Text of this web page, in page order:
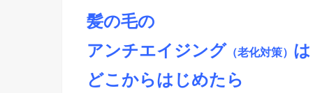
髪の毛の
アンチエイジング （老化対策） は
どこからはじめたら